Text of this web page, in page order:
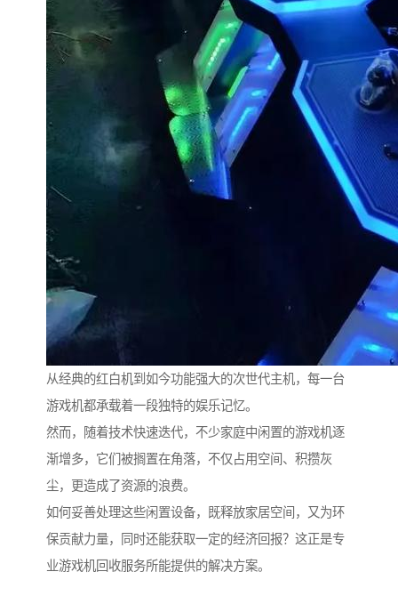
从经典的红白机到如今功能强大的次世代主机，每一台
游戏机都承载着一段独特的娱乐记忆。
然而，随着技术快速迭代，不少家庭中闲置的游戏机逐
渐增多，它们被搁置在角落，不仅占用空间、积攒灰
尘，更造成了资源的浪费。
如何妥善处理这些闲置设备，既释放家居空间，又为环
保贡献力量，同时还能获取一定的经济回报？这正是专
业游戏机回收服务所能提供的解决方案。